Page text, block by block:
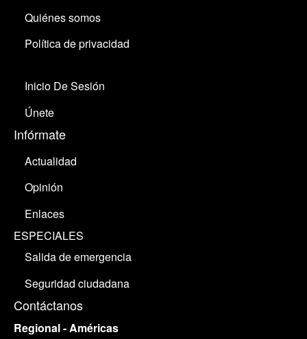
Quiénes somos
Política de privacidad
Inicio De Sesión
Únete
Infórmate
Actualidad
Opinión
Enlaces
ESPECIALES
Salida de emergencia
Seguridad ciudadana
Contáctanos
Regional - Américas